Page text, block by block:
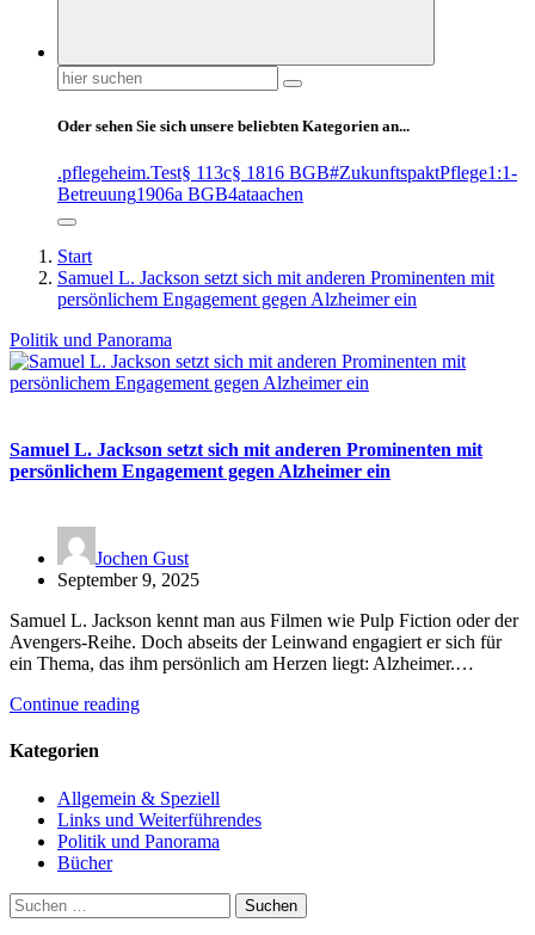
Suchen
nach:
Oder sehen Sie sich unsere beliebten Kategorien an...
.pflegeheim.Test§ 113c§ 1816 BGB#ZukunftspaktPflege1:1-
Betreuung1906a BGB4ataachen
Start
Samuel L. Jackson setzt sich mit anderen Prominenten mit
persönlichem Engagement gegen Alzheimer ein
Politik und Panorama
Samuel L. Jackson setzt sich mit anderen Prominenten mit
persönlichem Engagement gegen Alzheimer ein
Jochen Gust
September 9, 2025
Samuel L. Jackson kennt man aus Filmen wie Pulp Fiction oder der
Avengers-Reihe. Doch abseits der Leinwand engagiert er sich für
ein Thema, das ihm persönlich am Herzen liegt: Alzheimer.…
Continue reading
Kategorien
Allgemein & Speziell
Links und Weiterführendes
Politik und Panorama
Bücher
Suchen
nach: